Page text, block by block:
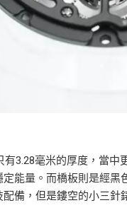
3.28毫米的厚度，當
能量。而橋板則是經
備，但是鏤空的小三